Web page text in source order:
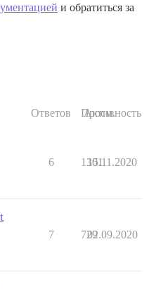
и обратиться за
Ответов Просм.
Активность
6 1301
15.11.2020
7 729
02.09.2020